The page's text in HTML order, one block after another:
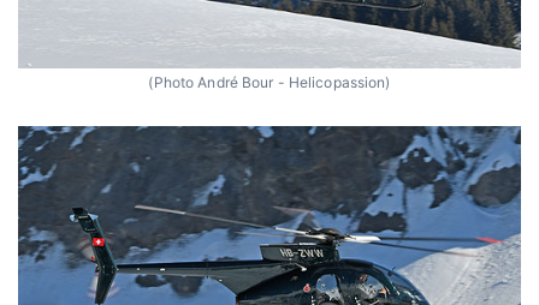
(Photo André Bour - Helicopassion)